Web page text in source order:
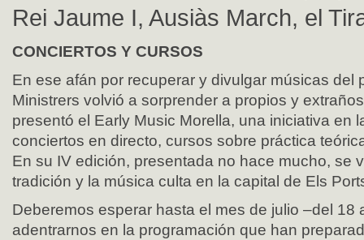
Rei Jaume I, Ausiàs March, el
CONCIERTOS Y CURSOS
En ese afán por recuperar y divulgar músicas del
Ministrers volvió a sorprender a propios y
presentó el Early Music Morella, una iniciativa en
conciertos en directo, cursos sobre práctica
En su IV edición, presentada no hace mucho, se
tradición y la música culta en la capital de Els
Deberemos esperar hasta el mes de julio –del
adentrarnos en la programación que han